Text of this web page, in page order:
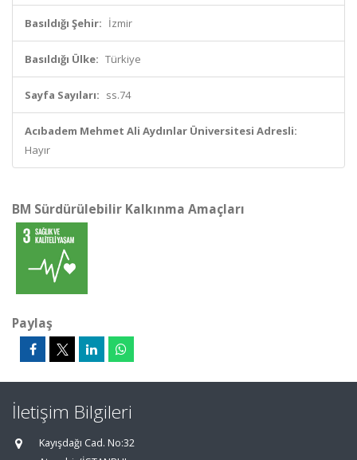
Basıldığı Şehir: İzmir
Basıldığı Ülke: Türkiye
Sayfa Sayıları: ss.74
Acıbadem Mehmet Ali Aydınlar Üniversitesi Adresli:
Hayır
BM Sürdürülebilir Kalkınma Amaçları
Paylaş
İletişim Bilgileri
Kayışdağı Cad. No:32